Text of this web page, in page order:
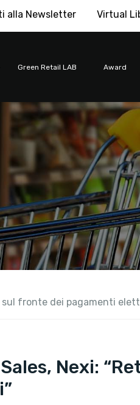
alla Newsletter Virtual
Green Retail LAB Award
sul fronte dei pagamenti
Nexi: